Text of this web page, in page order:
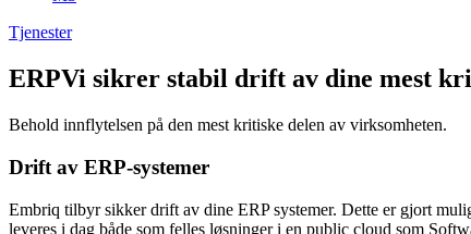
Tjenester
ERPVi sikrer stabil drift av dine mest
Behold innflytelsen på den mest kritiske delen av virksomheten.
Drift av ERP-systemer
Embriq tilbyr sikker drift av dine ERP systemer. Dette er gjort
leveres i dag både som felles løsninger i en public cloud som